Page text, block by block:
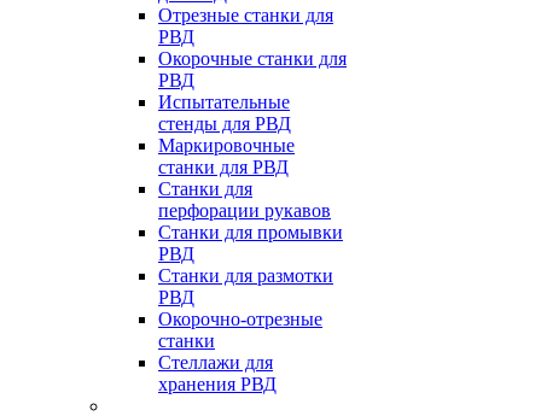
Отрезные станки для
РВД
Окорочные станки для
РВД
Испытательные
стенды для РВД
Маркировочные
станки для РВД
Станки для
перфорации рукавов
Станки для промывки
РВД
Станки для размотки
РВД
Окорочно-отрезные
станки
Стеллажи для
хранения РВД